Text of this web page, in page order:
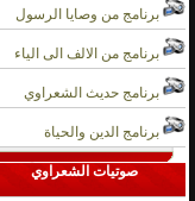
برنامج من وصايا الرسول
برنامج من الالف الى الياء
برنامج حديث الشعراوي
برنامج الدين والحياة
صوتيات الشعراوي